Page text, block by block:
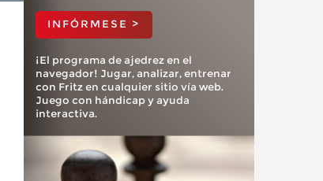
INFÓRMESE >
¡El programa de ajedrez en el
navegador! Jugar, analizar, entrenar
con Fritz en cualquier sitio vía web.
Juego con hándicap y ayuda
interactiva.